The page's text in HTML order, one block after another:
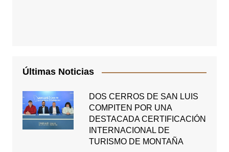
Últimas Noticias
DOS CERROS DE SAN LUIS
COMPITEN POR UNA
DESTACADA CERTIFICACIÓN
INTERNACIONAL DE
TURISMO DE MONTAÑA